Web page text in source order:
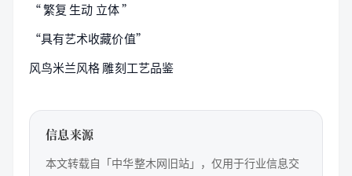
“ 繁复 生动 立体 ”
“具有艺术收藏价值”
风鸟米兰风格 雕刻工艺品鉴
信息来源
本文转载自「中华整木网旧站」，仅用于行业信息交